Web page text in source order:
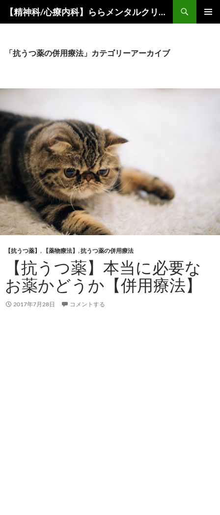
キ
プ
【精神科/心療内科】ららメンタルクリニック
「抗うつ薬の併用療法」カテゴリーアーカイブ
【抗うつ薬】 , 【薬物療法】 ,抗うつ薬の併用療法
【抗うつ薬】本当に必要な
お薬かどうか【併用療法】
2017年7月28日 コメントする